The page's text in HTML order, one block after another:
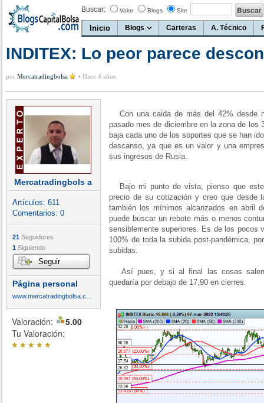
Buscar: Valor Blogs Site
Inicio Blogs Carteras A. Técnico
INDITEX: Lo peor parece
por Mercatradingbolsa • Hace 4 años
Mercatradingbols a
Artículos: 611
Comentarios: 0
21 Seguidores
1 Siguiendo
Seguir
Página personal
Valoración:
5.00
Tu Valoración:
*****
Con una caida de más del 42% desde
pasado mes de diciembre en la zona de los
baja cada uno de los soportes que se han
descanso, ya que es un valor y una
sus ingresos de Rusia.
Bajo mi punto de vista, pienso que
precio de su cotización y creo que desde
también los mínimos alcanzados en abril
puede buscar un rebote más o menos
sensiblemente superiores. Es de los pocos
100% de toda la subida post-pandémica,
subidas.
Así pues, y si al final las cosas salen
quedaría por debajo de 17,90 en cierres.